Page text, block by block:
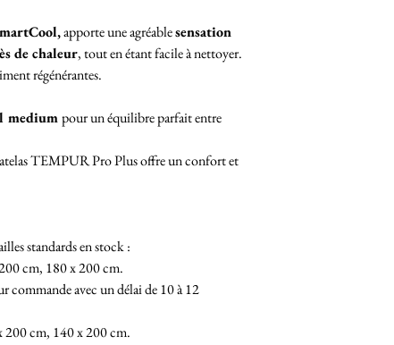
apporte une agréablesensation
de chaleur, tout en étant facile à nettoyer.
régénérantes.
mediumpour un équilibre parfait entre
TEMPUR Pro Plus offre un confort et
standards en stock :
cm, 180 x 200 cm.
commande avec un délai de 10 à 12
200 cm, 140 x 200 cm.